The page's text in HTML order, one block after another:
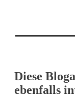
Diese
ebenfalls